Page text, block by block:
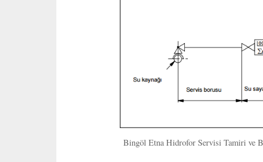
Bingöl Etna Hidrofor Servisi Tamiri ve